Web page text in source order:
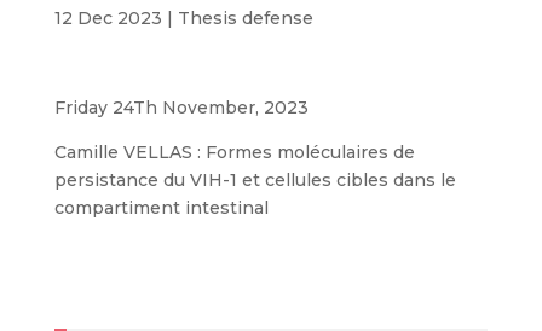
12 Dec 2023 | Thesis defense
Friday 24Th November, 2023
Camille VELLAS : Formes moléculaires de
persistance du VIH-1 et cellules cibles dans le
compartiment intestinal